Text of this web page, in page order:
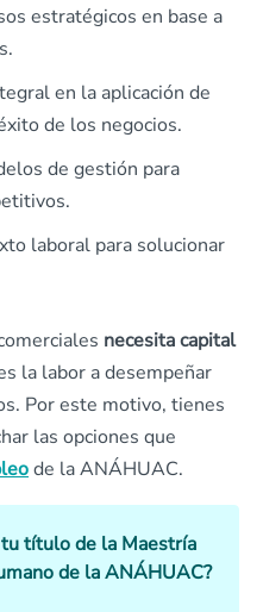
estratégicos en base a
en la aplicación de
de los negocios.
de gestión para
laboral para solucionar
necesita capital
la labor a desempeñar
Por este motivo, tienes
las opciones que
de la ANÁHUAC.
tu título de la Maestría
de la ANÁHUAC?